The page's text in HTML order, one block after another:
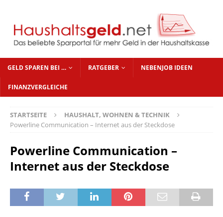
GELD SPAREN BEI … RATGEBER NEBENJOB IDEEN
FINANZVERGLEICHE
STARTSEITE
HAUSHALT, WOHNEN & TECHNIK
Powerline Communication – Internet aus der Steckdose
Powerline Communication –
Internet aus der Steckdose